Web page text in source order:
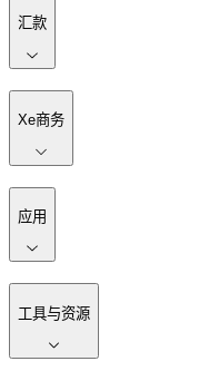
汇款
Xe商务
应用
工具与资源